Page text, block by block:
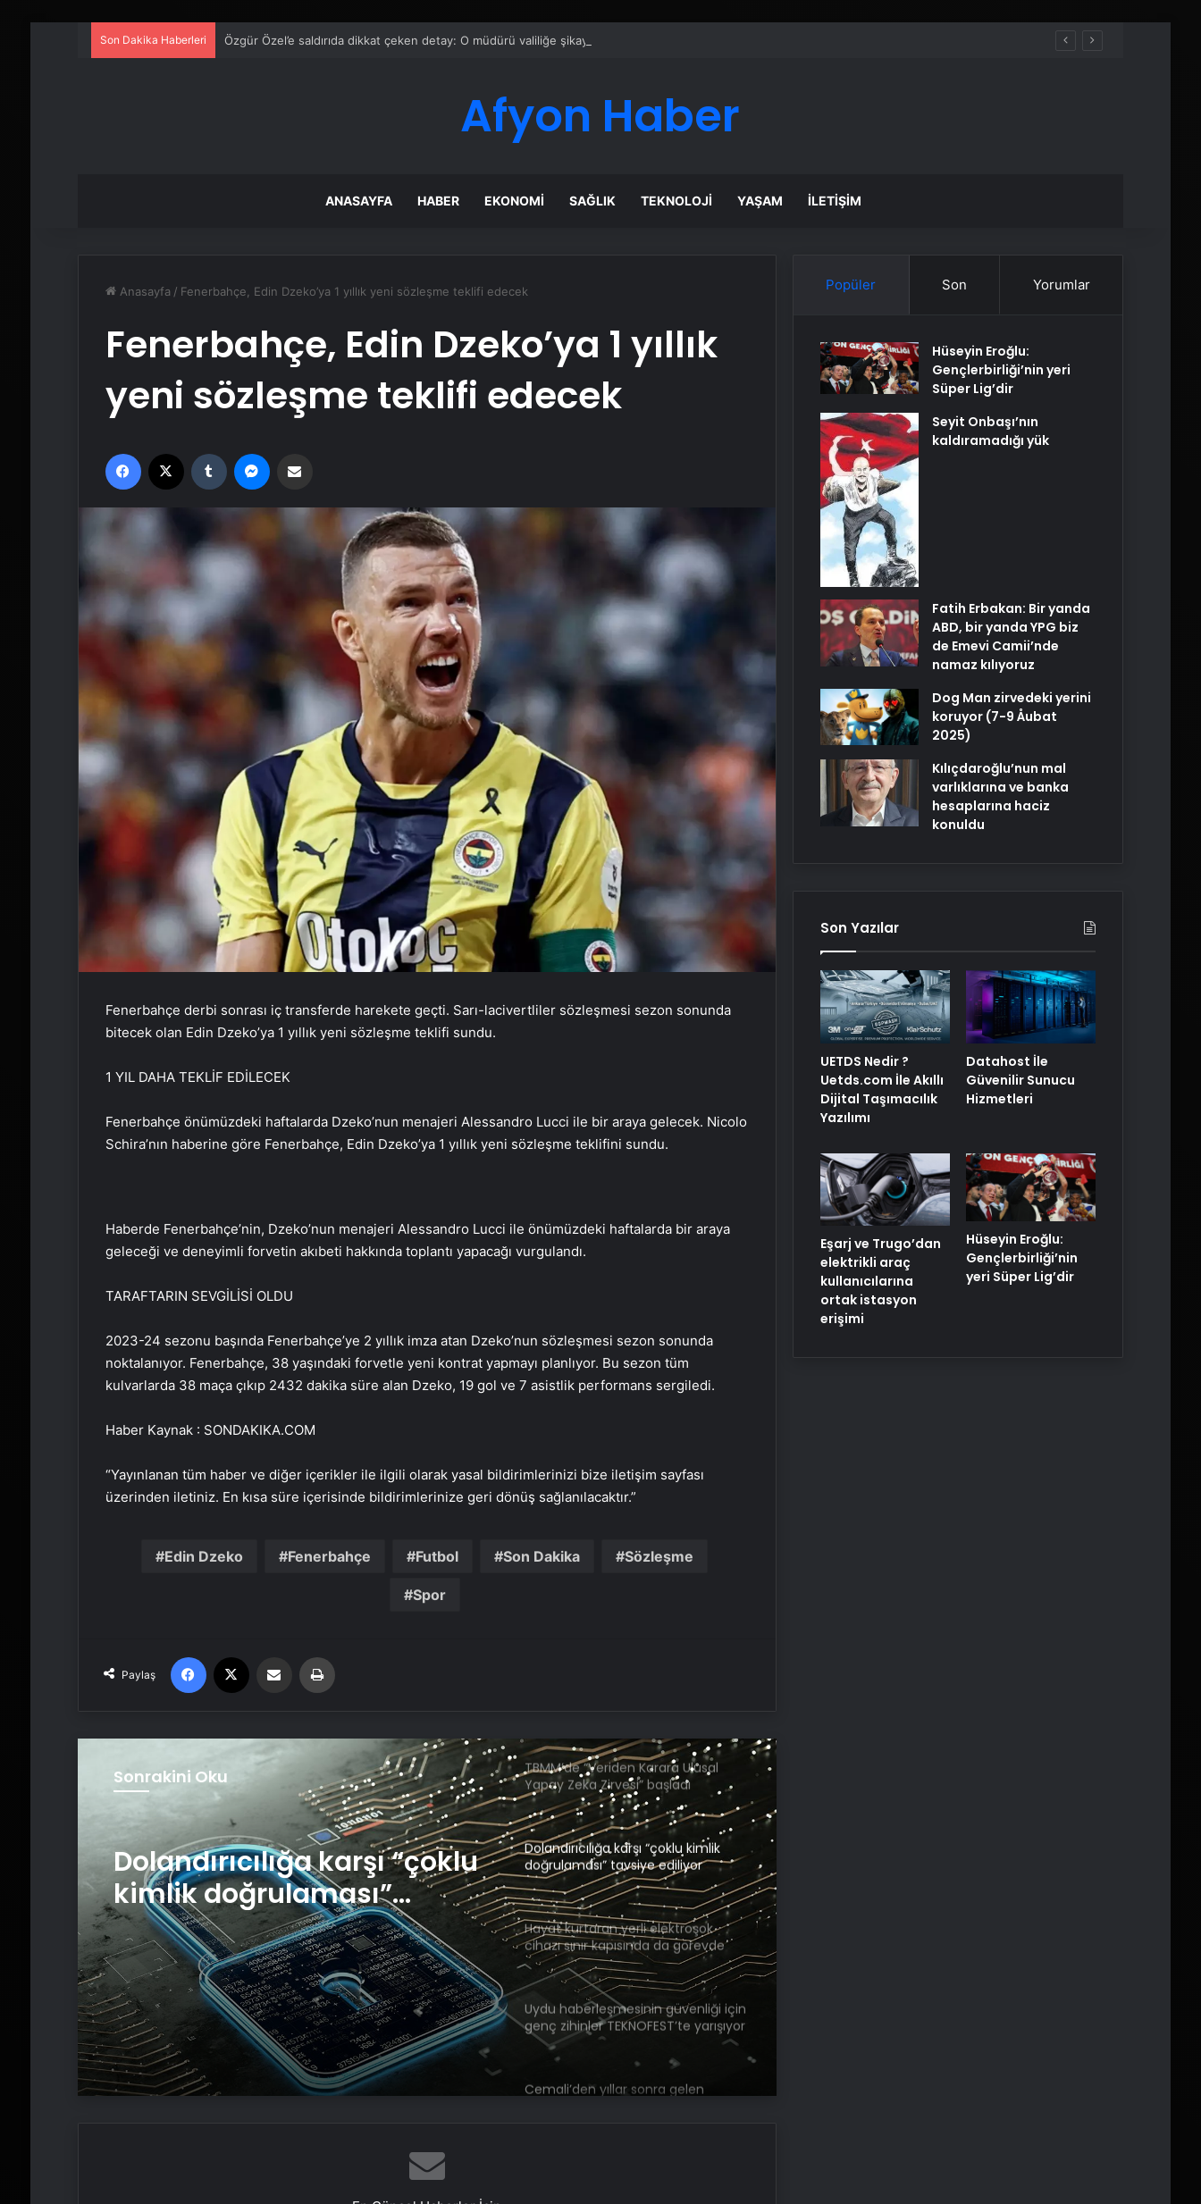
Son Dakika Haberleri Özgür Özel’e saldırıda dikkat çeken detay: O müdürü valiliğe şikayet ettiler
Afyon Haber
ANASAYFA HABER EKONOMI SAĞLIK TEKNOLOJI YAŞAM İLETIŞIM
Anasayfa / Fenerbahçe, Edin Dzeko’ya 1 yıllık yeni sözleşme teklifi edecek
Fenerbahçe, Edin Dzeko’ya 1 yıllık
yeni sözleşme teklifi edecek
Facebook Tumblr
Fenerbahçe derbi sonrası iç transferde harekete geçti. Sarı-lacivertliler sözleşmesi sezon sonunda
bitecek olan Edin Dzeko’ya 1 yıllık yeni sözleşme teklifi sundu.
1 YIL DAHA TEKLİF EDİLECEK
Fenerbahçe önümüzdeki haftalarda Dzeko’nun menajeri Alessandro Lucci ile bir araya gelecek. Nicolo
Schira’nın haberine göre Fenerbahçe, Edin Dzeko’ya 1 yıllık yeni sözleşme teklifini sundu.
Haberde Fenerbahçe’nin, Dzeko’nun menajeri Alessandro Lucci ile önümüzdeki haftalarda bir araya
geleceği ve deneyimli forvetin akıbeti hakkında toplantı yapacağı vurgulandı.
TARAFTARIN SEVGİLİSİ OLDU
2023-24 sezonu başında Fenerbahçe’ye 2 yıllık imza atan Dzeko’nun sözleşmesi sezon sonunda
noktalanıyor. Fenerbahçe, 38 yaşındaki forvetle yeni kontrat yapmayı planlıyor. Bu sezon tüm
kulvarlarda 38 maça çıkıp 2432 dakika süre alan Dzeko, 19 gol ve 7 asistlik performans sergiledi.
Haber Kaynak : SONDAKIKA.COM
“Yayınlanan tüm haber ve diğer içerikler ile ilgili olarak yasal bildirimlerinizi bize iletişim sayfası
üzerinden iletiniz. En kısa süre içerisinde bildirimlerinize geri dönüş sağlanılacaktır.”
Edin Dzeko Fenerbahçe Futbol Son Dakika Sözleşme
Spor
Paylaş
Facebook Email'den paylaş
Sonrakini Oku
Dolandırıcılığa karşı “çoklu
kimlik doğrulaması”
tavsiye ediliyor
TBMM’de “Veriden Karara Ulusal
Hayat kurtaran yerli elektroşok
cihazı sınır kapısında da görevde
genç zihinler TEKNOFEST’te yarışıyor
Serjoy : Dijital Medya Ajansı, Google
Reklam Ajansı, SEO Ajansı ve Web
Tasarım Ajansı
TBMM’de “Veriden Karara Ulusal
Yapay Zeka Zirvesi” başladı
Dolandırıcılığa karşı “çoklu kimlik
doğrulaması” tavsiye ediliyor
Hayat kurtaran yerli elektroşok
cihazı sınır kapısında da görevde
Uydu haberleşmesinin güvenliği için
genç zihinler TEKNOFEST’te yarışıyor
Cemali’den yıllar sonra gelen
Popüler Son Yorumlar
Hüseyin Eroğlu:
Gençlerbirliği’nin yeri
Süper Lig’dir
Seyit Onbaşı’nın
kaldıramadığı yük
Fatih Erbakan: Bir yanda
ABD, bir yanda YPG biz
de Emevi Camii’nde
namaz kılıyoruz
Dog Man zirvedeki yerini
koruyor (7-9 Åubat
2025)
Kılıçdaroğlu’nun mal
varlıklarına ve banka
hesaplarına haciz
konuldu
Son Yazılar
UETDS Nedir ?
Uetds.com İle Akıllı
Dijital Taşımacılık
Yazılımı
Datahost İle
Güvenilir Sunucu
Hizmetleri
Eşarj ve Trugo’dan
elektrikli araç
kullanıcılarına
ortak istasyon
erişimi
Hüseyin Eroğlu:
Gençlerbirliği’nin
yeri Süper Lig’dir